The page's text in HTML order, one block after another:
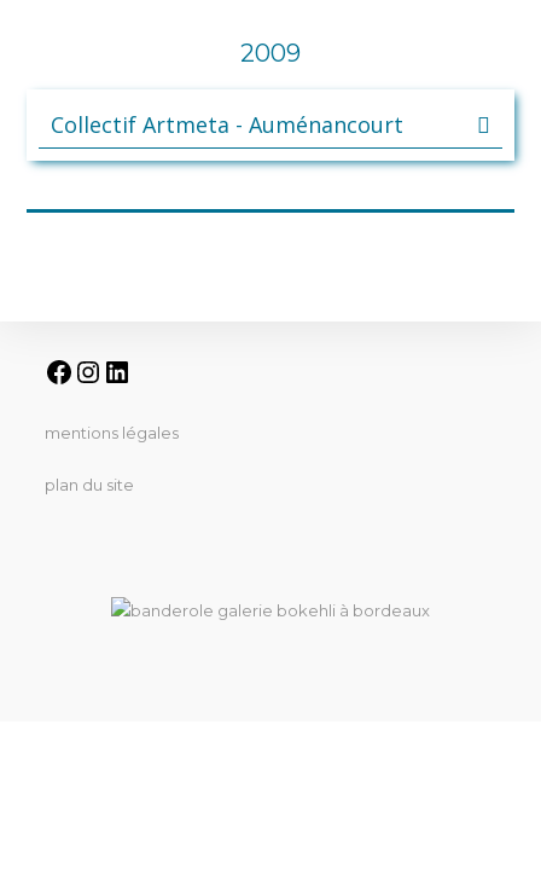
2009
Collectif Artmeta - Auménancourt
mentions légales
plan du site